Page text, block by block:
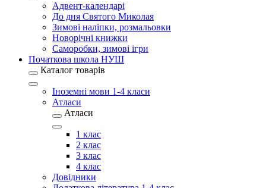
Адвент-календарі
До дня Святого Миколая
Зимові наліпки, розмальовки
Новорічні книжки
Саморобки, зимові ігри
Початкова школа НУШ
Каталог товарів
Іноземні мови 1-4 класи
Атласи
Атласи
1 клас
2 клас
3 клас
4 клас
Довідники